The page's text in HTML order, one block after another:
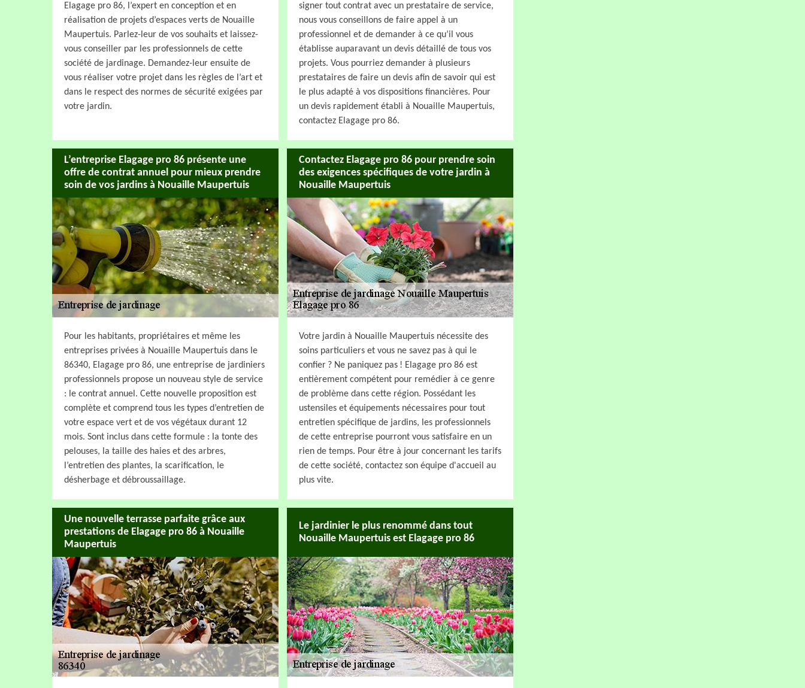
Elagage pro 86, l’expert en conception et en
réalisation de projets d’espaces verts de Nouaille
Maupertuis. Parlez-leur de vos souhaits et laissez-
vous conseiller par les professionnels de cette
société de jardinage. Demandez-leur ensuite de
vous réaliser votre projet dans les règles de l’art et
dans le respect des normes de sécurité exigées par
votre jardin.
signer tout contrat avec un prestataire de service,
nous vous conseillons de faire appel à un
professionnel et de demander à ce qu’il vous
établisse auparavant un devis détaillé de tous vos
projets. Vous pourriez demander à plusieurs
prestataires de faire un devis afin de savoir qui est
le plus adapté à vos dispositions financières. Pour
un devis rapidement établi à Nouaille Maupertuis,
contactez Elagage pro 86.
L’entreprise Elagage pro 86 présente une
offre de contrat annuel pour mieux prendre
soin de vos jardins à Nouaille Maupertuis
Pour les habitants, propriétaires et même les
entreprises privées à Nouaille Maupertuis dans le
86340, Elagage pro 86, une entreprise de jardiniers
professionnels propose un nouveau style de service
: le contrat annuel. Cette nouvelle proposition est
complète et comprend tous les types d’entretien de
votre espace vert et de vos végétaux durant 12
mois. Sont inclus dans cette formule : la tonte des
pelouses, la taille des haies et des arbres,
l’entretien des plantes, la scarification, le
désherbage et débroussaillage.
Contactez Elagage pro 86 pour prendre soin
des exigences spécifiques de votre jardin à
Nouaille Maupertuis
Votre jardin à Nouaille Maupertuis nécessite des
soins particuliers et vous ne savez pas à qui le
confier ? Ne paniquez pas ! Elagage pro 86 est
entièrement compétent pour remédier à ce genre
de problème dans cette région. Possédant les
ustensiles et équipements nécessaires pour tout
entretien spécifique de jardins, les professionnels
de cette entreprise pourront vous satisfaire en un
rien de temps. Pour être à jour concernant les tarifs
de cette société, contactez son équipe d'accueil au
plus vite.
Une nouvelle terrasse parfaite grâce aux
prestations de Elagage pro 86 à Nouaille
Maupertuis
Le jardinier le plus renommé dans tout
Nouaille Maupertuis est Elagage pro 86